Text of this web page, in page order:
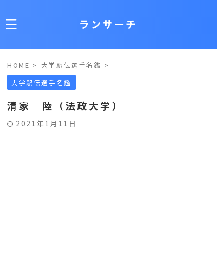
ランサーチ
HOME > 大学駅伝選手名鑑 >
大学駅伝選手名鑑
清家 陸（法政大学）
2021年1月11日